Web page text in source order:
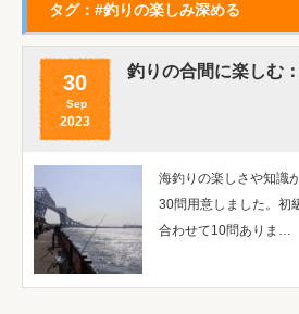
タグ：#釣りの楽しみ深める
30
Sep
2023
釣りの合間に楽しむ
海釣りの楽しさや知識
30問用意しました。初
合わせて10問ありま…